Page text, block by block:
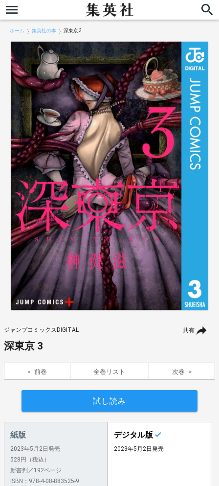
ホーム 集英社の本 深東京 3
共有
ジャンプコミックスDIGITAL
深東京 3
前巻 全巻リスト 次巻
試し読み
紙版
2023年5月2日発売
528円（税込）
新書判／192ページ
ISBN：978-4-08-883525-9
デジタル版
2023年5月2日発売